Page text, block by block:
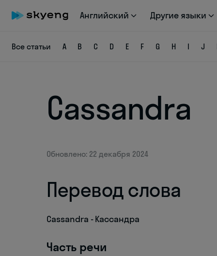
Английский Другие языки
Все статьи A B C D E F G H I J
Cassandra
Обновлено: 22 декабря 2024
Перевод слова
Cassandra - Кассандра
Часть речи